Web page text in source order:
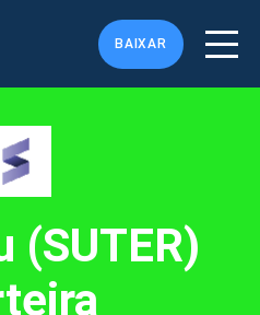
BAIXAR
(SUTER)